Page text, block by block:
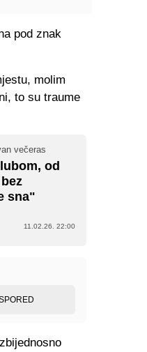
pod znak
molim
to su traume
večeras
od
sna"
11.02.26. 22:00